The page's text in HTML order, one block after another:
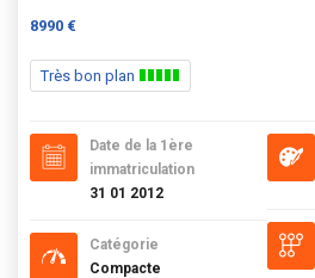
8990 €
Très bon plan
Date de la 1ère
immatriculation
31 01 2012
Catégorie
Compacte